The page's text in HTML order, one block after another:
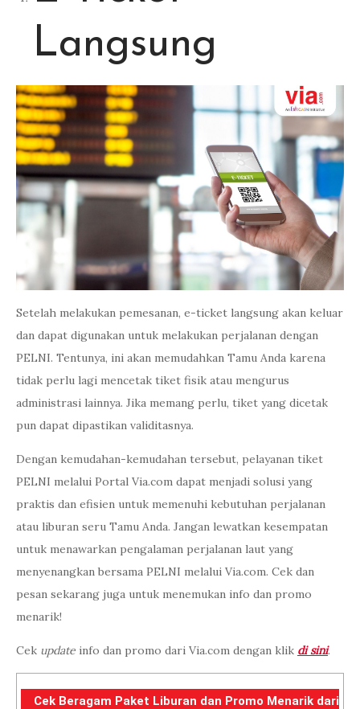
Langsung
Setelah melakukan pemesanan, e-ticket langsung akan keluar
dan dapat digunakan untuk melakukan perjalanan dengan
PELNI. Tentunya, ini akan memudahkan Tamu Anda karena
tidak perlu lagi mencetak tiket fisik atau mengurus
administrasi lainnya. Jika memang perlu, tiket yang dicetak
pun dapat dipastikan validitasnya.
Dengan kemudahan-kemudahan tersebut, pelayanan tiket
PELNI melalui Portal Via.com dapat menjadi solusi yang
praktis dan efisien untuk memenuhi kebutuhan perjalanan
atau liburan seru Tamu Anda. Jangan lewatkan kesempatan
untuk menawarkan pengalaman perjalanan laut yang
menyenangkan bersama PELNI melalui Via.com. Cek dan
pesan sekarang juga untuk menemukan info dan promo
menarik!
Cek update info dan promo dari Via.com dengan klik di sini.
Cek Beragam Paket Liburan dan Promo Menarik dari